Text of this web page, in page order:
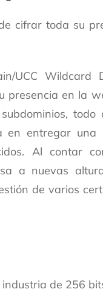
cifrar toda su
UCC
presencia en la
en entregar
Al contar
a nuevas
de varios
de 256